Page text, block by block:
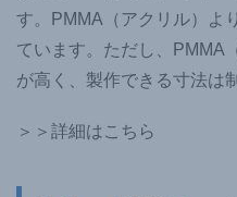
す。PMMA（アクリル）よ
ています。ただし、PMMA
が高く、製作できる寸法は
＞＞詳細はこちら